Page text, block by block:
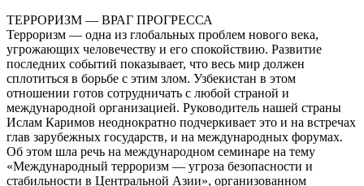
ТЕРРОРИЗМ — ВРАГ ПРОГРЕССА
Терроризм — одна из глобальных проблем нового века,
угрожающих человечеству и его спокойствию. Развитие
последних событий показывает, что весь мир должен
сплотиться в борьбе с этим злом. Узбекистан в этом
отношении готов сотрудничать с любой страной и
международной организацией. Руководитель нашей страны
Ислам Каримов неоднократно подчеркивает это и на встречах
глав зарубежных государств, и на международных форумах.
Об этом шла речь на международном семинаре на тему
«Международный терроризм — угроза безопасности и
стабильности в Центральной Азии», организованном